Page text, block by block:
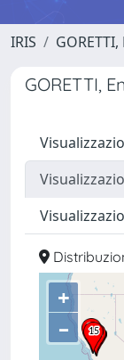
IRIS GORETTI,
GORETTI,
+
–